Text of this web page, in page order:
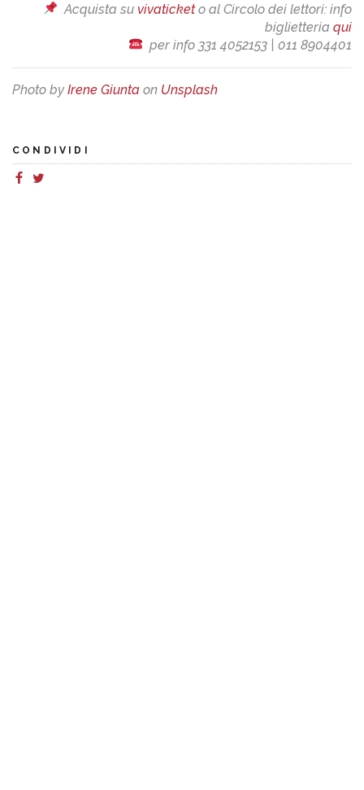
Acquista su vivaticketo al Circolo dei lettori: info
biglietteria qui
per info 331 4052153 | 011 8904401
Photo by Irene Giunta on Unsplash
CONDIVIDI